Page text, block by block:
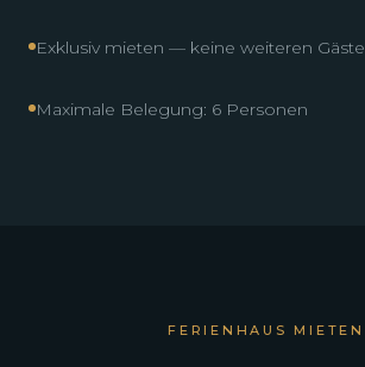
Exklusiv mieten — keine weiteren Gäste
Maximale Belegung: 6 Personen
FERIENHAUS MIETEN